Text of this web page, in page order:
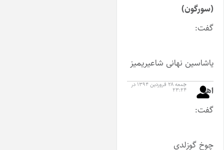
نهانی شاعیریمیز
جمعه ۲۸ فروردین ۱۳۹۴ در
۲۳:۲۴
گوزلدی